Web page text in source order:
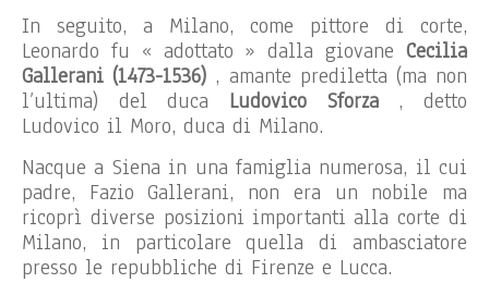
In seguito, a Milano, come pittore di corte,
Leonardo fu « adottato » dalla giovane Cecilia
Gallerani (1473-1536) , amante prediletta (ma non
l’ultima) del duca Ludovico Sforza, detto
Ludovico il Moro, duca di Milano.
Nacque a Siena in una famiglia numerosa, il cui
padre, Fazio Gallerani, non era un nobile ma
ricoprì diverse posizioni importanti alla corte di
Milano, in particolare quella di ambasciatore
presso le repubbliche di Firenze e Lucca.